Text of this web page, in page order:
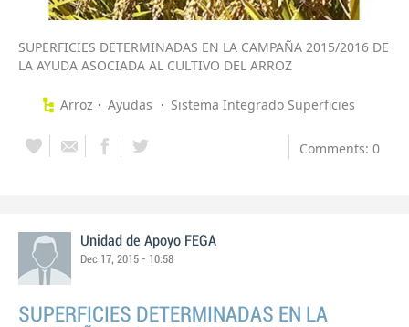
SUPERFICIES DETERMINADAS EN LA CAMPAÑA 2015/2016 DE
LA AYUDA ASOCIADA AL CULTIVO DEL ARROZ
Arroz Ayudas Sistema Integrado Superficies
Comments: 0
Unidad de Apoyo FEGA
Dec 17, 2015 - 10:58
SUPERFICIES DETERMINADAS EN LA